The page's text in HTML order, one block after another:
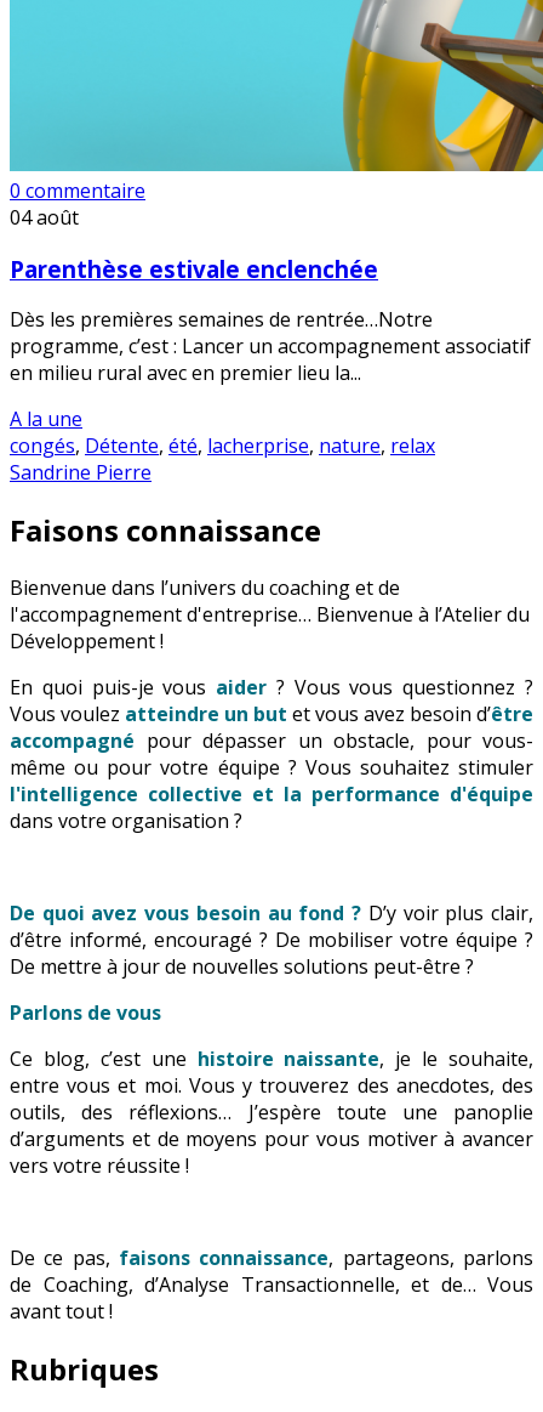
0 commentaire
04août
Parenthèse estivale enclenchée
Dès les premières semaines de rentrée…Notre
programme, c’est : Lancer un accompagnement associatif
en milieu rural avec en premier lieu la...
A la une
congés, Détente, été, lacherprise, nature, relax
Sandrine Pierre
Faisons connaissance
Bienvenue dans l’univers du coaching et de
l'accompagnement d'entreprise… Bienvenue à l’Atelier du
Développement !
En quoi puis-je vous aider ? Vous vous questionnez ?
Vous voulez atteindre un but et vous avez besoin d’être
accompagné pour dépasser un obstacle, pour vous-
même ou pour votre équipe ? Vous souhaitez stimuler
l'intelligence collective et la performance d'équipe
dans votre organisation ?
De quoi avez vous besoin au fond ? D’y voir plus clair,
d’être informé, encouragé ? De mobiliser votre équipe ?
De mettre à jour de nouvelles solutions peut-être ?
Parlons de vous
Ce blog, c’est une histoire naissante, je le souhaite,
entre vous et moi. Vous y trouverez des anecdotes, des
outils, des réflexions… J’espère toute une panoplie
d’arguments et de moyens pour vous motiver à avancer
vers votre réussite !
De ce pas, faisons connaissance, partageons, parlons
de Coaching, d’Analyse Transactionnelle, et de… Vous
avant tout !
Rubriques